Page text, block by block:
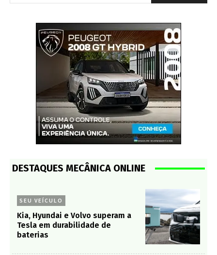
DESTAQUES MECÂNICA ONLINE
SEU VEÍCULO
Kia, Hyundai e Volvo superam a
Tesla em durabilidade de
baterias